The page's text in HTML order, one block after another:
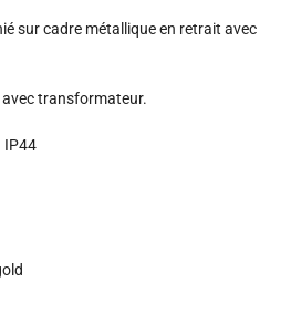
sur cadre métallique en retrait avec
avec transformateur.
IP44